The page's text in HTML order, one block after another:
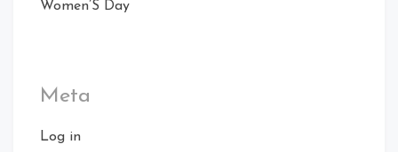
Women’S Day
Meta
Log in